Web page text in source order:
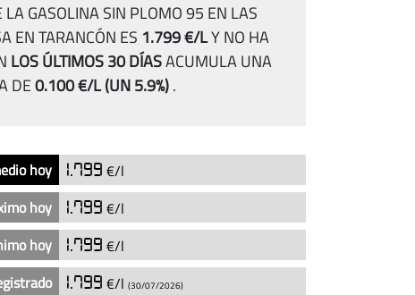
GASOLINA SIN PLOMO 95 EN LAS
EN TARANCÓN ES 1.799 €/LY NO HA
LOS ÚLTIMOS 30 DÍASACUMULA UNA
DE0.100 €/L(UN 5.9%).
hoy 1.799 €/l
hoy
1.799 €/l
hoy
1.799 €/l
1.799 €/l (30/07/2026)